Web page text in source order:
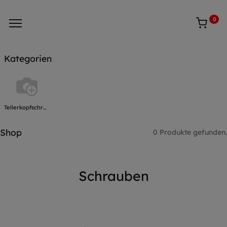
0
Kategorien
Tellerkopfschrauben
Shop 0 Produkte gefunden.
Schrauben